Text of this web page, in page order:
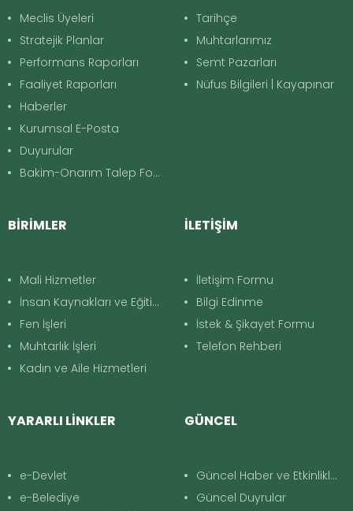
Meclis Üyeleri
Stratejik Planlar
Performans Raporları
Faaliyet Raporları
Haberler
Kurumsal E-Posta
Duyurular
Bakim-Onarım Talep Formu
Tarihçe
Muhtarlarımız
Semt Pazarları
Nüfus Bilgileri | Kayapınar
BİRİMLER
Mali Hizmetler
İnsan Kaynakları ve Eğitim
Fen İşleri
Muhtarlık İşleri
Kadın ve Aile Hizmetleri
İLETİŞİM
İletişim Formu
Bilgi Edinme
İstek & Şikayet Formu
Telefon Rehberi
YARARLI LİNKLER
e-Devlet
e-Belediye
GÜNCEL
Güncel Haber ve Etkinlikler
Güncel Duyrular